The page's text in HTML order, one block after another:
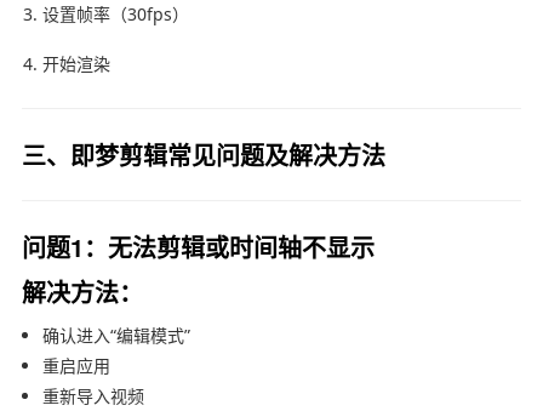
设置帧率（30fps）
开始渲染
三、即梦剪辑常见问题及解决方法
问题1：无法剪辑或时间轴不显示
解决方法：
确认进入“编辑模式”
重启应用
重新导入视频